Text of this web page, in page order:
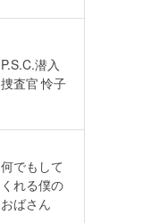
P.S.C.潜入
捜査官 怜子
何でもして
くれる僕の
おばさん